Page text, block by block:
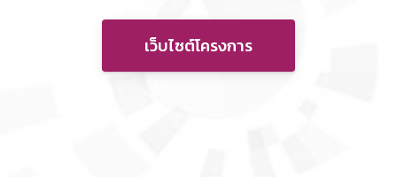
เว็บไซต์โครงการ